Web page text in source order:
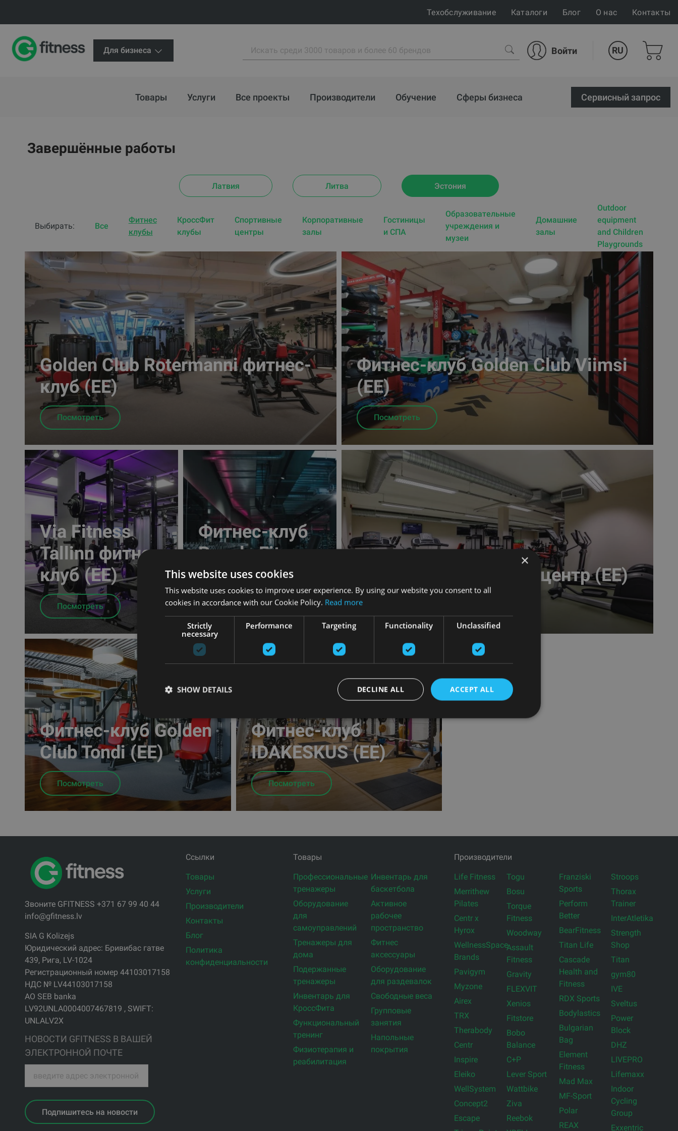
Техобслуживание Каталоги Блог О нас Контакты
Для бизнеса Войти RU
Товары Услуги Все проекты Производители Обучение Сферы бизнеса Cервисный запрос
Завершённые работы
Латвия Литва Эстония
Выбирать: Все
Фитнес
клубы
КроссФит
клубы
Спортивные
центры
Корпоративные
залы
Гостиницы
и СПА
Oбразовательные
учреждения и
музеи
Домашние
залы
Outdoor
equipment
and Children
Playgrounds
Golden Club Rotermanni фитнес-
клуб (EE)
Посмотреть
Фитнес-клуб Golden Club Viimsi
(EE)
Посмотреть
Via Fitness
Tallinn фитнес
клуб (EE)
Посмотреть
Фитнес-клуб
People Fitness
Tallinn (EE)
Посмотреть
Manniku спортивный центр (EE)
Фитнес-клуб Golden
Club Tondi (EE)
Посмотреть
Фитнес-клуб
IDAKESKUS (EE)
Посмотреть
Звоните GFITNESS +371 67 99 40 44
info@gfitness.lv
SIA G Kolizejs
Юридический адрес: Бривибас гатве
439, Рига, LV-1024
Регистрационный номер 44103017158
НДС № LV44103017158
АО SEB banka
LV92UNLA0004007467819 , SWIFT:
UNLALV2X
НОВОСТИ GFITNESS В ВАШЕЙ
ЭЛЕКТРОННОЙ ПОЧТЕ
Подпишитесь на новости
Ссылки
Товары
Услуги
Производители
Контакты
Блог
Политика
конфиденциальности
Товары
Профессиональные
тренажеры
Оборудование
для
самоуправлений
Тренажеры для
дома
Подержанные
тренажеры
Инвентарь для
КроссФита
Функциональный
тренинг
Физиотерапия и
реабилитация
Инвентарь для
баскетбола
Активное
рабочее
пространство
Фитнес
аксессуары
Оборудование
для раздевалок
Свободные веса
Групповые
занятия
Напольные
покрытия
Производители
Life Fitness
Merrithew
Pilates
Centr x
Hyrox
WellnessSpace
Brands
Pavigym
Myzone
Airex
TRX
Therabody
Centr
Inspire
Eleiko
WellSystem
Concept2
Escape
Togu
Bosu
Torque
Fitness
Woodway
Assault
Fitness
Gravity
FLEXVIT
Xenios
Fitstore
Bobo
Balance
C+P
Lever Sport
Wattbike
Ziva
Reebok
Franziski
Sports
Perform
Better
BearFitness
Titan Life
Cascade
Health and
Fitness
RDX Sports
Bodylastics
Bulgarian
Bag
Element
Fitness
Mad Max
MF-Sport
Polar
REAX
Stroops
Thorax
Trainer
InterAtletika
Strength
Shop
Titan
gym80
IVE
Sveltus
Power
Block
DHZ
LIVEPRO
Lifemaxx
Indoor
Cycling
Group
Exxentric
×
This website uses cookies
This website uses cookies to improve user experience. By using our website you consent to all
cookies in accordance with our Cookie Policy. Read more
Strictly
necessary
Performance Targeting Functionality Unclassified
ACCEPT ALL
DECLINE ALL
SHOW DETAILS